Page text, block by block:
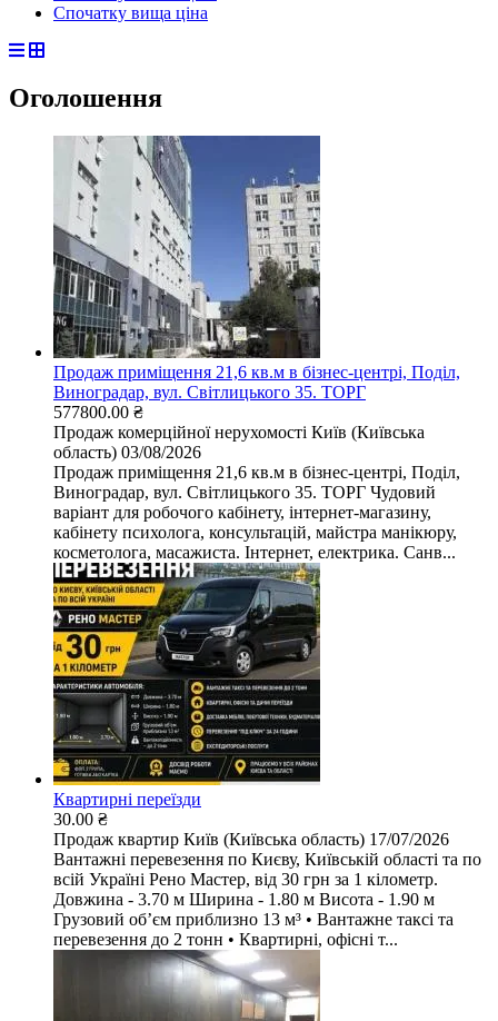
Спочатку вища ціна
Оголошення
Продаж приміщення 21,6 кв.м в бізнес-центрі, Поділ,
Виноградар, вул. Світлицького 35. ТОРГ
577800.00 ₴
Продаж комерційної нерухомості Київ (Київська
область) 03/08/2026
Продаж приміщення 21,6 кв.м в бізнес-центрі, Поділ,
Виноградар, вул. Світлицького 35. ТОРГ Чудовий
варіант для робочого кабінету, інтернет-магазину,
кабінету психолога, консультацій, майстра манікюру,
косметолога, масажиста. Інтернет, електрика. Санв...
Квартирні переїзди
30.00 ₴
Продаж квартир Київ (Київська область) 17/07/2026
Вантажні перевезення по Києву, Київській області та по
всій Україні Рено Мастер, від 30 грн за 1 кілометр.
Довжина - 3.70 м Ширина - 1.80 м Висота - 1.90 м
Грузовий обʼєм приблизно 13 м³ • Вантажне таксі та
перевезення до 2 тонн • Квартирні, офісні т...